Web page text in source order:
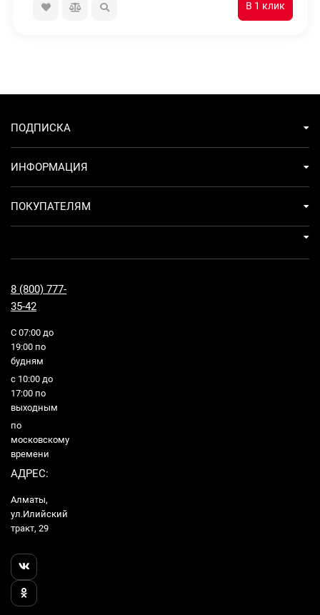
ПОДПИСКА
ИНФОРМАЦИЯ
ПОКУПАТЕЛЯМ
8 (800) 777-
35-42
С 07:00 до
19:00 по
будням
с 10:00 до
17:00 по
выходным
по
московскому
времени
АДРЕС:
Алматы,
ул.Илийский
тракт, 29